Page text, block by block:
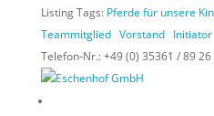
Listing Tags: Pferde für unsere
Teammitglied Vorstand Initiator
Telefon-Nr.:+49 (0) 35361 / 89 26